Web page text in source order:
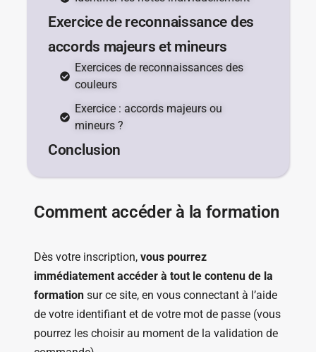
Exercice de reconnaissance des
accords majeurs et mineurs
Exercices de reconnaissances des
couleurs
Exercice : accords majeurs ou
mineurs ?
Conclusion
Comment accéder à la formation
Dès votre inscription, vous pourrez
immédiatement accéder à tout le contenu de la
formation sur ce site, en vous connectant à l’aide
de votre identifiant et de votre mot de passe (vous
pourrez les choisir au moment de la validation de